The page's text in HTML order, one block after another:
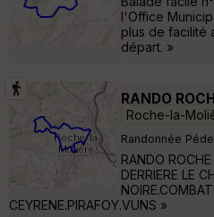
l'Office
plus de facilité
départ. »
RANDO
Roche-la-
Randonnée
RANDO
DERRIERE LE
CEYRENE.PIRAFOY.VUNS »